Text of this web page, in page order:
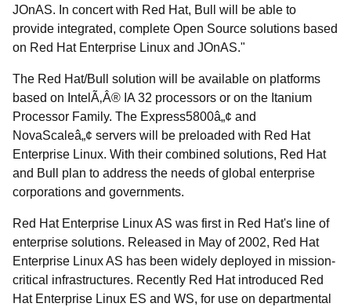
JOnAS. In concert with Red Hat, Bull will be able to
provide integrated, complete Open Source solutions based
on Red Hat Enterprise Linux and JOnAS."
The Red Hat/Bull solution will be available on platforms
based on IntelÃ‚Â® IA 32 processors or on the Itanium
Processor Family. The Express5800â„¢ and
NovaScaleâ„¢ servers will be preloaded with Red Hat
Enterprise Linux. With their combined solutions, Red Hat
and Bull plan to address the needs of global enterprise
corporations and governments.
Red Hat Enterprise Linux AS was first in Red Hat's line of
enterprise solutions. Released in May of 2002, Red Hat
Enterprise Linux AS has been widely deployed in mission-
critical infrastructures. Recently Red Hat introduced Red
Hat Enterprise Linux ES and WS, for use on departmental